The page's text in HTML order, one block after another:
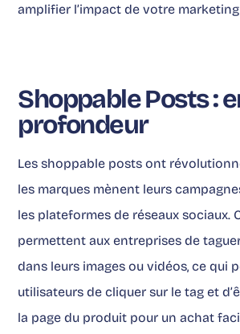
amplifier l’impact de votre
Shoppable Posts :
profondeur
Les shoppable posts ont
les marques mènent leurs
les plateformes de réseaux sociaux.
permettent aux entreprises de
dans leurs images ou vidéos, ce qui
utilisateurs de cliquer sur le tag et
la page du produit pour un achat